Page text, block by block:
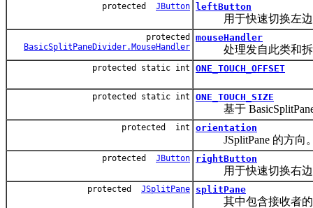
protected JButton leftButton
用于快速切换左边
protected
BasicSplitPaneDivider.MouseHandler
mouseHandler
处理发自此类和拆
protected static int ONE_TOUCH_OFFSET
protected static int ONE_TOUCH_SIZE
基于
protected int orientation
JSplitPane 的方向
protected JButton rightButton
用于快速切换右边
protected JSplitPane splitPane
其中包含接收者的